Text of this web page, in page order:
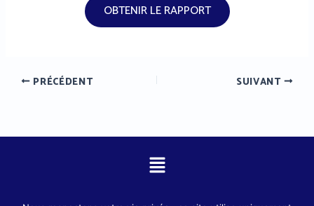
OBTENIR LE RAPPORT
PRÉCÉDENT SUIVANT
Menu